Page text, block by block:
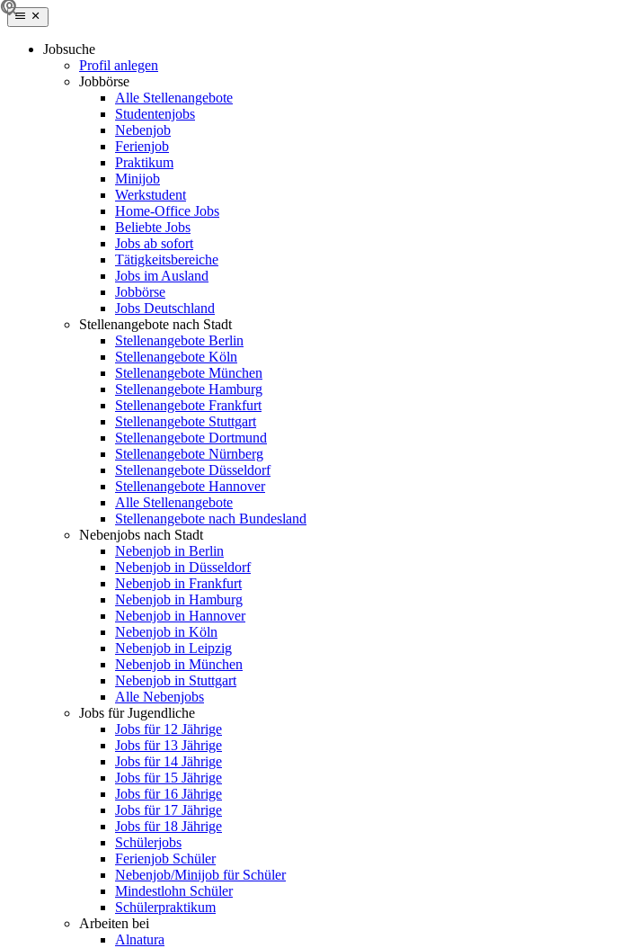
Jobsuche
Profil anlegen
Jobbörse
Alle Stellenangebote
Studentenjobs
Nebenjob
Ferienjob
Praktikum
Minijob
Werkstudent
Home-Office Jobs
Beliebte Jobs
Jobs ab sofort
Tätigkeitsbereiche
Jobs im Ausland
Jobbörse
Jobs Deutschland
Stellenangebote nach Stadt
Stellenangebote Berlin
Stellenangebote Köln
Stellenangebote München
Stellenangebote Hamburg
Stellenangebote Frankfurt
Stellenangebote Stuttgart
Stellenangebote Dortmund
Stellenangebote Nürnberg
Stellenangebote Düsseldorf
Stellenangebote Hannover
Alle Stellenangebote
Stellenangebote nach Bundesland
Nebenjobs nach Stadt
Nebenjob in Berlin
Nebenjob in Düsseldorf
Nebenjob in Frankfurt
Nebenjob in Hamburg
Nebenjob in Hannover
Nebenjob in Köln
Nebenjob in Leipzig
Nebenjob in München
Nebenjob in Stuttgart
Alle Nebenjobs
Jobs für Jugendliche
Jobs für 12 Jährige
Jobs für 13 Jährige
Jobs für 14 Jährige
Jobs für 15 Jährige
Jobs für 16 Jährige
Jobs für 17 Jährige
Jobs für 18 Jährige
Schülerjobs
Ferienjob Schüler
Nebenjob/Minijob für Schüler
Mindestlohn Schüler
Schülerpraktikum
Arbeiten bei
Alnatura